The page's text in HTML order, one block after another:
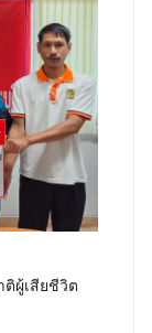
ผู้เสียชีวิต